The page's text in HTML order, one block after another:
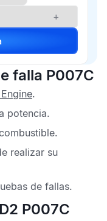
+
falla P007C
.
potencia.
realizar su
de fallas.
P007C